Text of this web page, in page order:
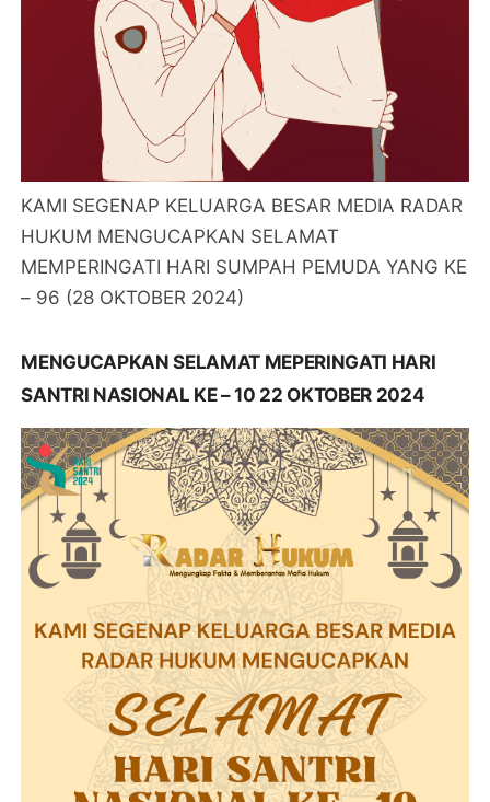
KAMI SEGENAP KELUARGA BESAR MEDIA RADAR
HUKUM MENGUCAPKAN SELAMAT
MEMPERINGATI HARI SUMPAH PEMUDA YANG KE
– 96 (28 OKTOBER 2024)
MENGUCAPKAN SELAMAT MEPERINGATI HARI
SANTRI NASIONAL KE – 10 22 OKTOBER 2024